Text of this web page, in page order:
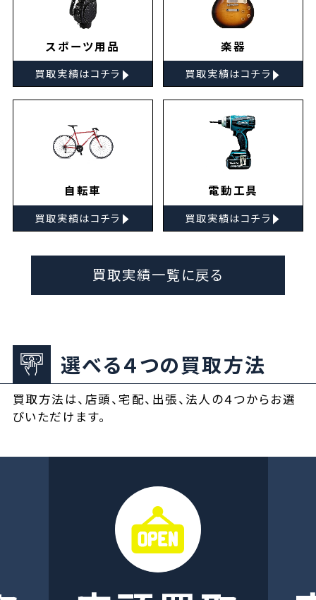
スポーツ用品
買取実績はコチラ ▸
楽器
買取実績はコチラ ▸
自転車
買取実績はコチラ ▸
電動工具
買取実績はコチラ ▸
買取実績一覧に戻る
選べる４つの買取方法
買取方法は、店頭、宅配、出張、法人の４つからお選
びいただけます。